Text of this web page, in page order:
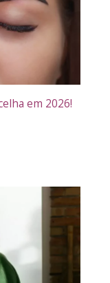
em 2026!